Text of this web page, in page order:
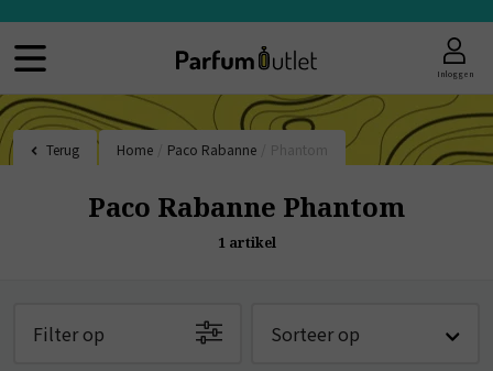
Inloggen
Terug Home Paco Rabanne
Paco Rabanne Phantom
1 artikel
Filter op Sorteer op